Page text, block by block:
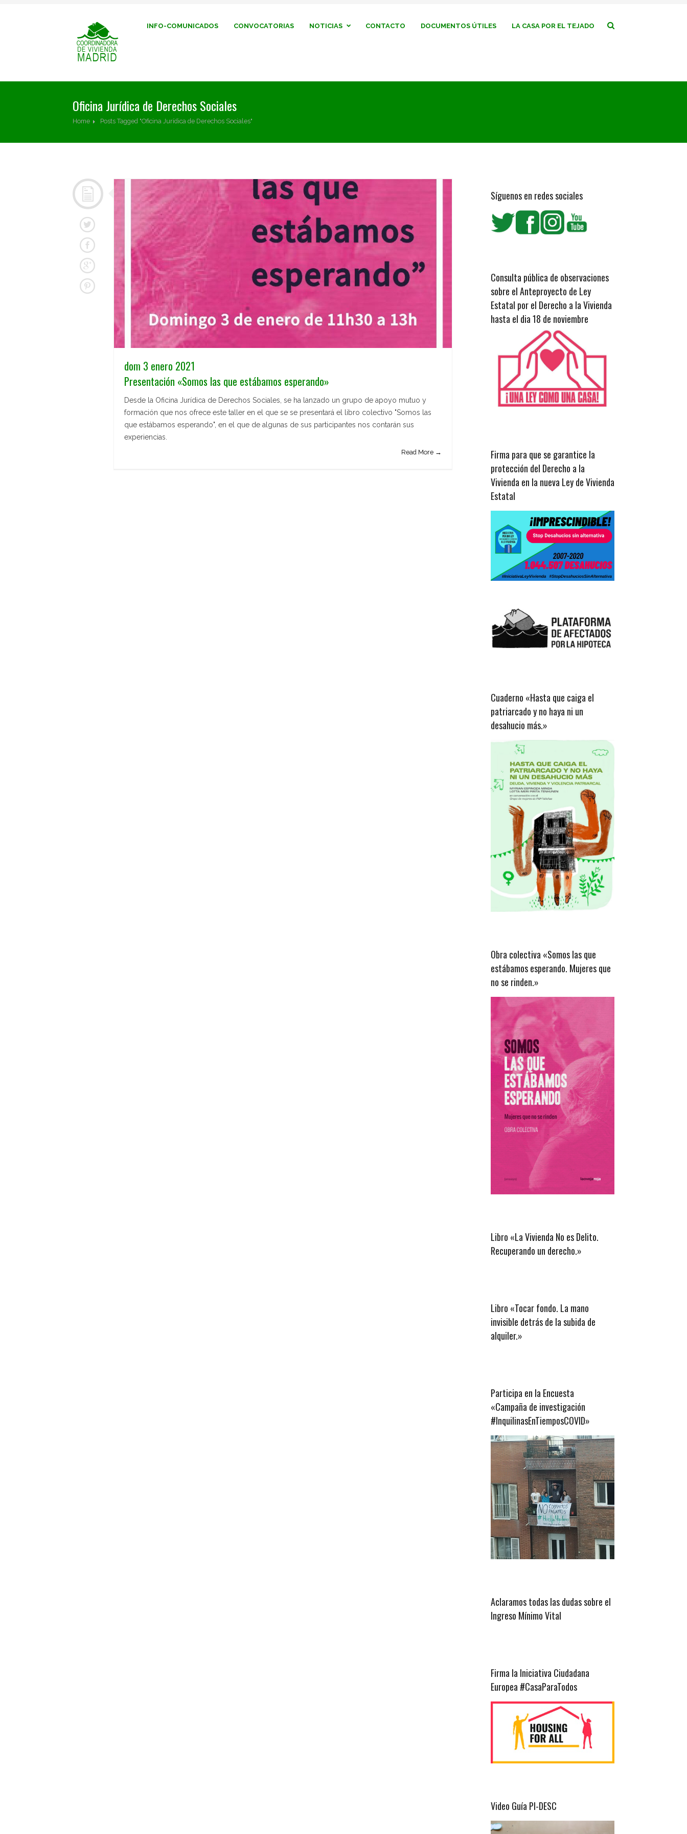
INFO-COMUNICADOS CONVOCATORIAS NOTICIAS CONTACTO DOCUMENTOS ÚTILES LA CASA POR EL TEJADO
Oficina Jurídica de Derechos Sociales
Home Posts Tagged "Oficina Jurídica de Derechos Sociales"
dom 3 enero 2021
Presentación «Somos las que estábamos esperando»
Desde la Oficina Jurídica de Derechos Sociales, se ha lanzado un grupo de apoyo mutuo y
formación que nos ofrece este taller en el que se se presentará el libro colectivo "Somos las
que estábamos esperando", en el que de algunas de sus participantes nos contarán sus
experiencias.
Read More →
Síguenos en redes sociales
Consulta pública de observaciones
sobre el Anteproyecto de Ley
Estatal por el Derecho a la Vivienda
hasta el dia 18 de noviembre
Firma para que se garantice la
protección del Derecho a la
Vivienda en la nueva Ley de Vivienda
Estatal
Cuaderno «Hasta que caiga el
patriarcado y no haya ni un
desahucio más.»
Obra colectiva «Somos las que
estábamos esperando. Mujeres que
no se rinden.»
Libro «La Vivienda No es Delito.
Recuperando un derecho.»
Libro «Tocar fondo. La mano
invisible detrás de la subida de
alquiler.»
Participa en la Encuesta
«Campaña de investigación
#InquilinasEnTiemposCOVID»
Aclaramos todas las dudas sobre el
Ingreso Mínimo Vital
Firma la Iniciativa Ciudadana
Europea #CasaParaTodos
Video Guía PI-DESC